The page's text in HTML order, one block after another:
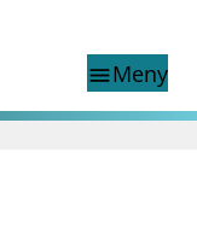
menuMeny